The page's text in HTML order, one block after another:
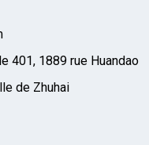
401, 1889 rue Huandao
de Zhuhai